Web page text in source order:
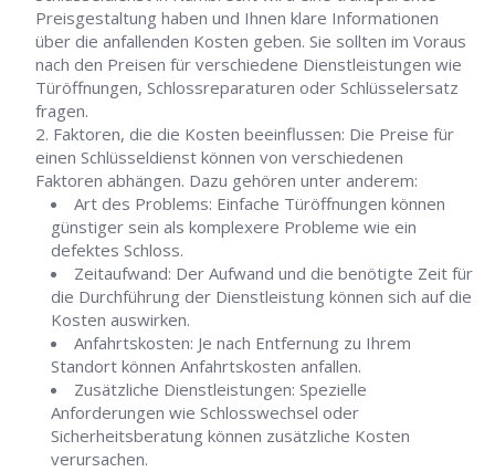
Preisgestaltung haben und Ihnen klare Informationen
über die anfallenden Kosten geben. Sie sollten im Voraus
nach den Preisen für verschiedene Dienstleistungen wie
Türöffnungen, Schlossreparaturen oder Schlüsselersatz
fragen.
Faktoren, die die Kosten beeinflussen: Die Preise für
einen Schlüsseldienst können von verschiedenen
Faktoren abhängen. Dazu gehören unter anderem:
Art des Problems: Einfache Türöffnungen können
günstiger sein als komplexere Probleme wie ein
defektes Schloss.
Zeitaufwand: Der Aufwand und die benötigte Zeit für
die Durchführung der Dienstleistung können sich auf die
Kosten auswirken.
Anfahrtskosten: Je nach Entfernung zu Ihrem
Standort können Anfahrtskosten anfallen.
Zusätzliche Dienstleistungen: Spezielle
Anforderungen wie Schlosswechsel oder
Sicherheitsberatung können zusätzliche Kosten
verursachen.